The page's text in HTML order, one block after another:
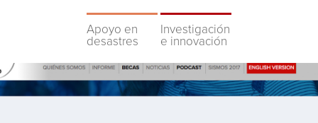
Apoyo en
desastres
Investigación
e innovación